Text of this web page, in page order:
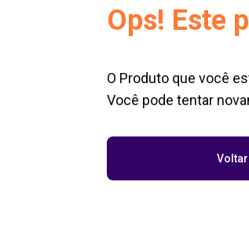
Ops! Este
O Produto que você
Você pode tentar
Voltar